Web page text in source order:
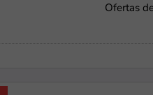
Ofertas